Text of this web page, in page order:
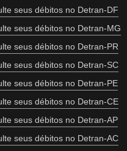
seus débitos no Detran-DF
seus débitos no Detran-MG
seus débitos no Detran-PR
seus débitos no Detran-SC
seus débitos no Detran-PE
seus débitos no Detran-CE
seus débitos no Detran-AP
seus débitos no Detran-AC